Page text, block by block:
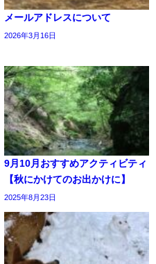
メールアドレスについて
2026年3月16日
9月10月おすすめアクティビティ
【秋にかけてのお出かけに】
2025年8月23日